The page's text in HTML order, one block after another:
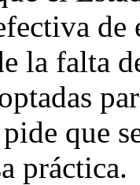
de
la falta
que
práctica.